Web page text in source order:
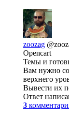
zoozag
Opencart
Темы и
Вам нужно
верхнего
Вывести их
Ответ
3